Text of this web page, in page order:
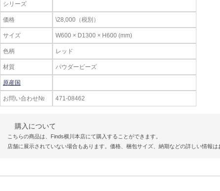
シリーズ
価格 \28,000（税別）
サイズ W600 × D1300 × H600 (mm)
色柄 レッド
材質 パウダービーズ
原産国
お問い合わせ№ 471-08462
購入について
こちらの商品は、Finds横川本店にて購入することができます。
店舗に展示されていない場合もあります。価格、梱包サイズ、納期などの詳しい情報